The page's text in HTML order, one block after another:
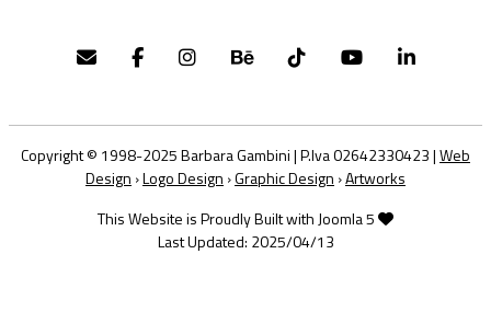
Copyright © 1998-2025 Barbara Gambini | P.Iva 02642330423 |Web
Design ›Logo Design ›Graphic Design ›Artworks
This Website is Proudly Built with Joomla 5
Last Updated: 2025/04/13